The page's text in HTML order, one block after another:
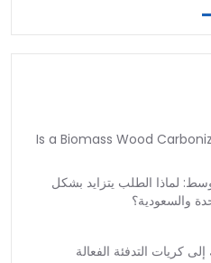
Is a Biomass Wood
لماذا الطلب يتزايد بشكل
والسعودية؟
كريات التدفئة الفعالة